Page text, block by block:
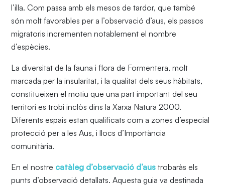
l’illa. Com passa amb els mesos de tardor, que també
són molt favorables per a l’observació d’aus, els passos
migratoris incrementen notablement el nombre
d’espècies.
La diversitat de la fauna i flora de Formentera, molt
marcada per la insularitat, i la qualitat dels seus hàbitats,
constitueixen el motiu que una part important del seu
territori es trobi inclòs dins la Xarxa Natura 2000.
Diferents espais estan qualificats com a zones d’especial
protecció per a les Aus, i llocs d’Importància
comunitària.
En el nostre catàleg d’observació d’austrobaràs els
punts d’observació detallats. Aquesta guia va destinada